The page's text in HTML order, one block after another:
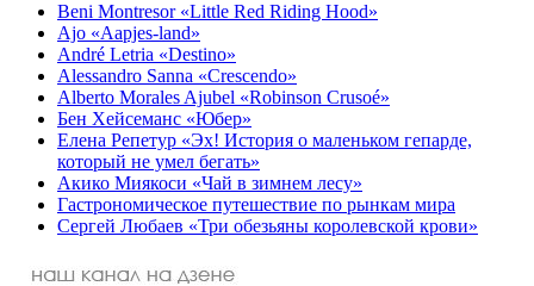
Beni Montresor «Little Red Riding Hood»
Ajo «Aapjes-land»
André Letria «Destino»
Alessandro Sanna «Crescendo»
Alberto Morales Ajubel «Robinson Crusoé»
Бен Хейсеманс «Юбер»
Елена Репетур «Эх! История о маленьком гепарде,
который не умел бегать»
Акико Миякоси «Чай в зимнем лесу»
Гастрономическое путешествие по рынкам мира
Сергей Любаев «Три обезьяны королевской крови»